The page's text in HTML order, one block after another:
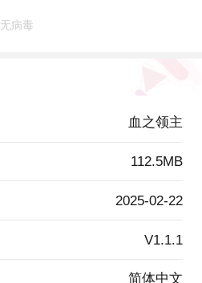
无病毒
血之领主
112.5MB
2025-02-22
V1.1.1
简体中文